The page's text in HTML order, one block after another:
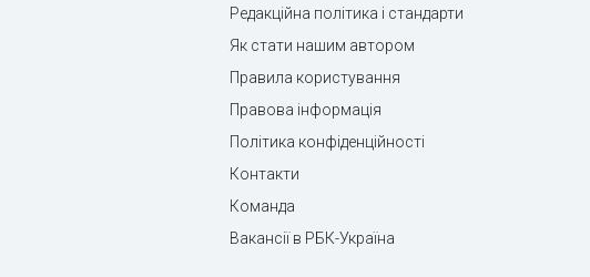
Редакційна політика і стандарти
Як стати нашим автором
Правила користування
Правова інформація
Політика конфіденційності
Контакти
Команда
Вакансії в РБК-Україна